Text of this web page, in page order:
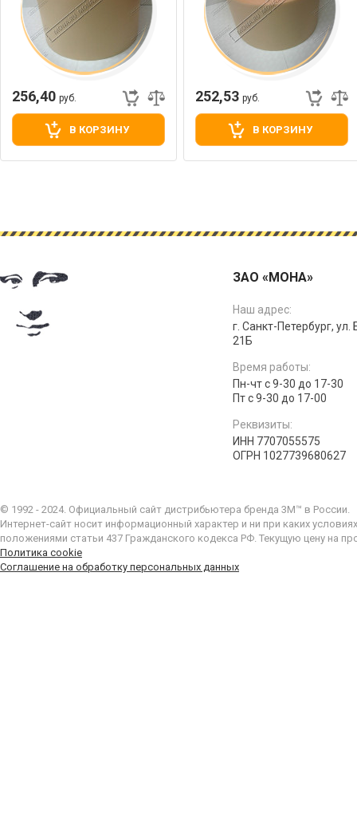
256,40 руб.
В КОРЗИНУ
252,53 руб.
В КОРЗИНУ
ЗАО «МОНА»
Наш адрес:
г. Санкт-Петербург,
21Б
Время работы:
Пн-чт с 9-30 до 17-30
Пт с 9-30 до 17-00
Реквизиты:
ИНН 7707055575
ОГРН 1027739680627
© 1992 - 2024. Официальный сайт дистрибьютера бренда 3M™ в России.
Интернет-сайт носит информационный характер и ни при каких
положениями статьи 437 Гражданского кодекса РФ. Текущую цену на
Политика cookie
Соглашение на обработку персональных данных